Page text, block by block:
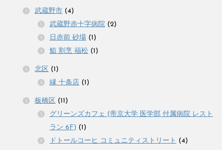
武蔵野市 (4)
武蔵野赤十字病院 (2)
日赤前 砂場 (1)
鮨 割烹 福松 (1)
北区 (1)
縁 十条店 (1)
板橋区 (11)
グリーンズカフェ (帝京大学 医学部 付属病院 レスト
ラン 6F) (1)
ドトールコーヒ コミュニティストリート (4)